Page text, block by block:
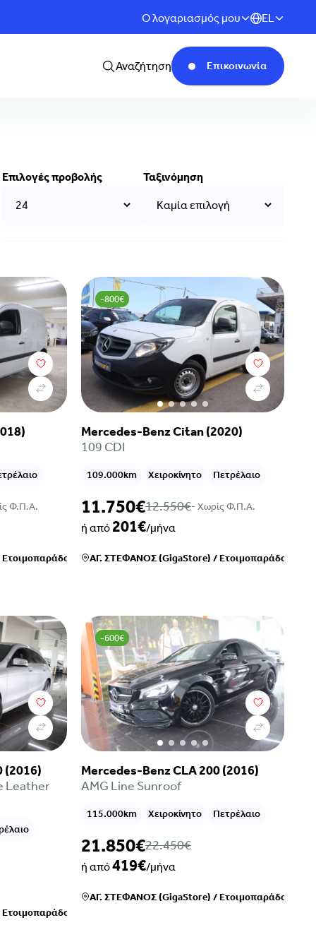
Ο λογαριασμός μου EL
Αναζήτηση Επικοινωνία
Επιλογές προβολής Ταξινόμηση
Φ.Π.Α.
Ετοιμοπαράδοτο
-800€
Mercedes-Benz Citan (2020)
109 CDI
109.000km Χειροκίνητο Πετρέλαιο
11.750€12.550€- Xωρίς Φ.Π.Α.
ή από201€/μήνα
ΑΓ. ΣΤΕΦΑΝΟΣ (GigaStore) /Ετοιμοπαράδοτο
(2016)
Leather
Ετοιμοπαράδοτο
-600€
Mercedes-Benz CLA 200 (2016)
AMG Line Sunroof
115.000km Χειροκίνητο Πετρέλαιο
21.850€22.450€
ή από419€/μήνα
ΑΓ. ΣΤΕΦΑΝΟΣ (GigaStore) /Ετοιμοπαράδοτο